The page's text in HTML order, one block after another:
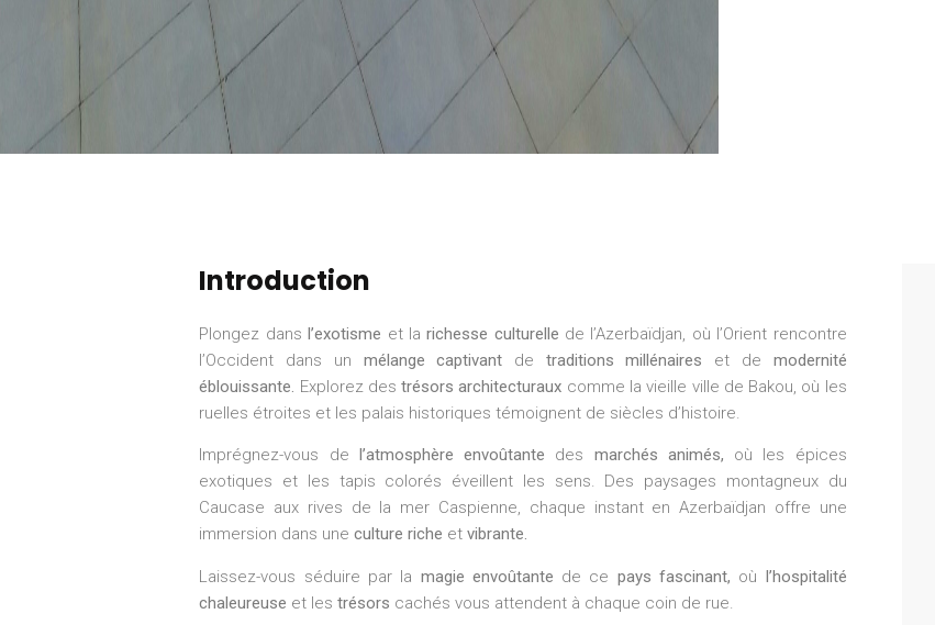
Introduction
Plongez dansl’exotisme et larichesse culturelle de l’Azerbaïdjan, où l’Orient rencontre
l’Occident dans un mélange captivant de traditions millénaires et de modernité
éblouissante. Explorez destrésors architecturaux comme la vieille ville de Bakou, où les
ruelles étroites et les palais historiques témoignent de siècles d’histoire.
Imprégnez-vous de l’atmosphère envoûtante des marchés animés, où les épices
exotiques et les tapis colorés éveillent les sens. Des paysages montagneux du
Caucase aux rives de la mer Caspienne, chaque instant en Azerbaïdjan offre une
immersion dans uneculture riche etvibrante.
Laissez-vous séduire par la magie envoûtante de ce pays fascinant, où l’hospitalité
chaleureuse et lestrésors cachés vous attendent à chaque coin de rue.